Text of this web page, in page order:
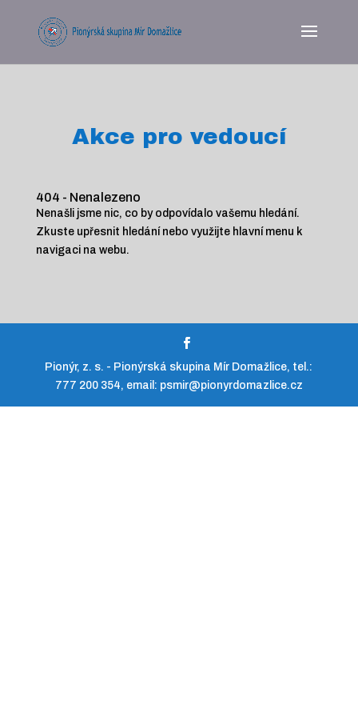
Akce pro vedoucí
404 - Nenalezeno
Nenašli jsme nic, co by odpovídalo vašemu hledání.
Zkuste upřesnit hledání nebo využijte hlavní menu k
navigaci na webu.
Pionýr, z. s. - Pionýrská skupina Mír Domažlice, tel.:
777 200 354, email: psmir@pionyrdomazlice.cz